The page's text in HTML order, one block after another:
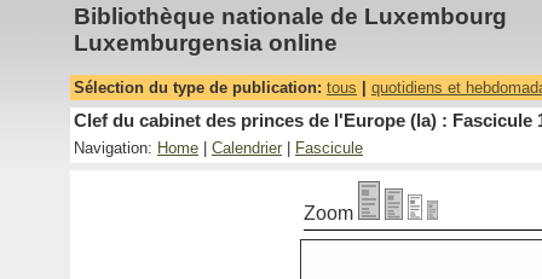
Bibliothèque nationale de Luxembourg
Luxemburgensia online
Sélection du type de publication: tous quotidiens et
Clef du cabinet des princes de l'Europe (la) : Fascicule
Navigation: Home Calendrier Fascicule
Zoom